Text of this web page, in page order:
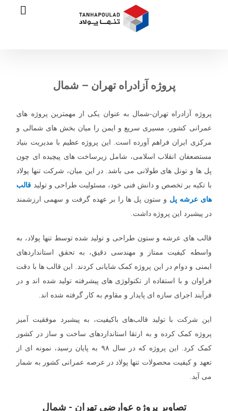
پروژه آزادراه تهران – شمال
پروژه آزادراه تهران-شمال به عنوان یکی از مهمترین پروژه‌ های
عمرانی کشور، مسیری سریع و ایمن را میان بخش‌ های شمالی و
مرکزی ایران فراهم آورده است. این پروژه عظیم با مدیریت بنیاد
مستضعفان انقلاب اسلامی، شامل زیرساخت ‌های پیچیده ای چون
پل ها و تونل‌ های طولانی می باشد. در این میان، شرکت تنها پولاد
با تکیه بر تخصص و دانش فنی خود، مسئولیت طراحی و تولید قالب
‌های عرشه پل و ستون پل ها را بر عهده گرفت و سهمی ارزشمند
در پیشبرد این پروژه داشت.
قالب های عرشه و ستون طراحی و تولید شده توسط تنها پولاد، به
واسطه کیفیت ممتاز و مهندسی دقیق، به تحقق استانداردهای
ایمنی و دوام در این پروژه کمک شایانی کردند. این قالب ‌ها با دقت
فراوان و با استفاده از تکنولوژی ‌های پیشرفته تولید شده ‌اند و در
فرآیند اجرای سازه ‌ای پایدار و مقاوم به کار گرفته شده ‌اند.
این شرکت با تولید قالب‌های باکیفیت، به پیشبرد موفقیت ‌آمیز
پروژه کمک کرده و به ارتقا استانداردهای ساخت و ساز در کشور
کمک کرد. این پروژه که در سال ۹۸ به پایان رسید، نمونه ‌ای از
تعهد و کیفیت محصولات تنها پولاد در عرصه عمرانی کشور به شمار
می ‌آید.
تصاویر پروژه عوارضی تهران - شمال